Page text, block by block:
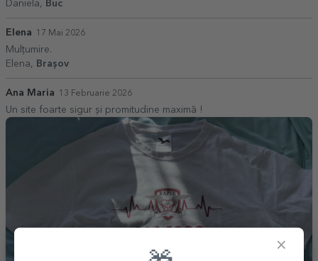
Daniela,
Buc
Elena 17 Mai 2026
Mulțumire.
Elena,
Brașov
Ana Maria 13 Februarie 2026
Un site foarte sigur și promitudine maximă !
×